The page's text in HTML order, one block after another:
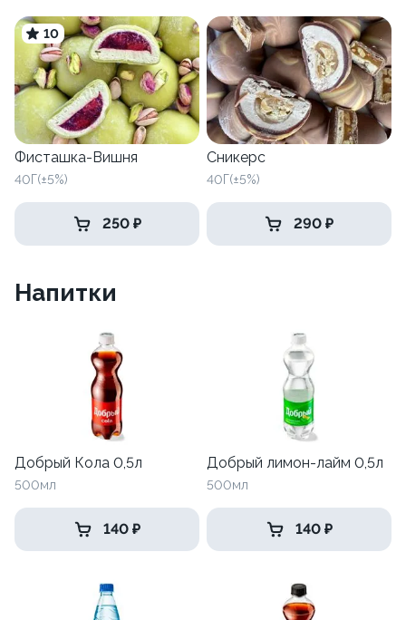
10
Фисташка-Вишня
40Г(±5%)
250 ₽
Сникерс
40Г(±5%)
290 ₽
Напитки
Добрый Кола 0,5л
500мл
140 ₽
Добрый лимон-лайм 0,5л
500мл
140 ₽